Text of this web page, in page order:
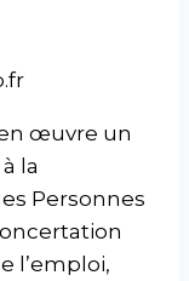
œuvre un
la
Personnes
l’emploi,